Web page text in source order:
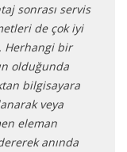
sonrası servis
de çok iyi
Herhangi bir
olduğunda
bilgisayara
veya
eleman
anında